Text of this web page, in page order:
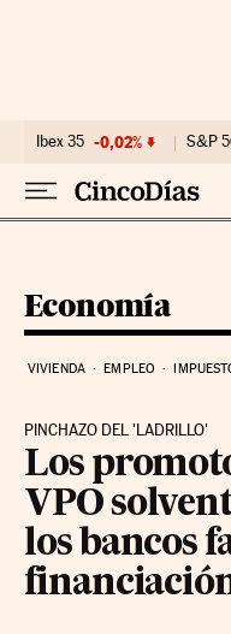
Ibex 35 -0,02% S&P
Economía
VIVIENDA EMPLEO
PINCHAZO DEL 'LADRILLO'
Los
VPO
los bancos